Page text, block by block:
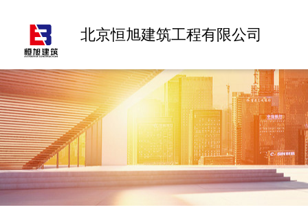
北京恒旭建筑工程有限公司